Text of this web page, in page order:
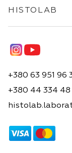
HISTOLAB
+380 63 951 96
+380 44 334 48